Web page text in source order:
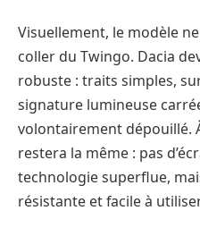
Visuellement, le modèle
coller du Twingo. Dacia
robuste : traits simples,
signature lumineuse
volontairement dépouillé.
restera la même : pas
technologie superflue,
résistante et facile à